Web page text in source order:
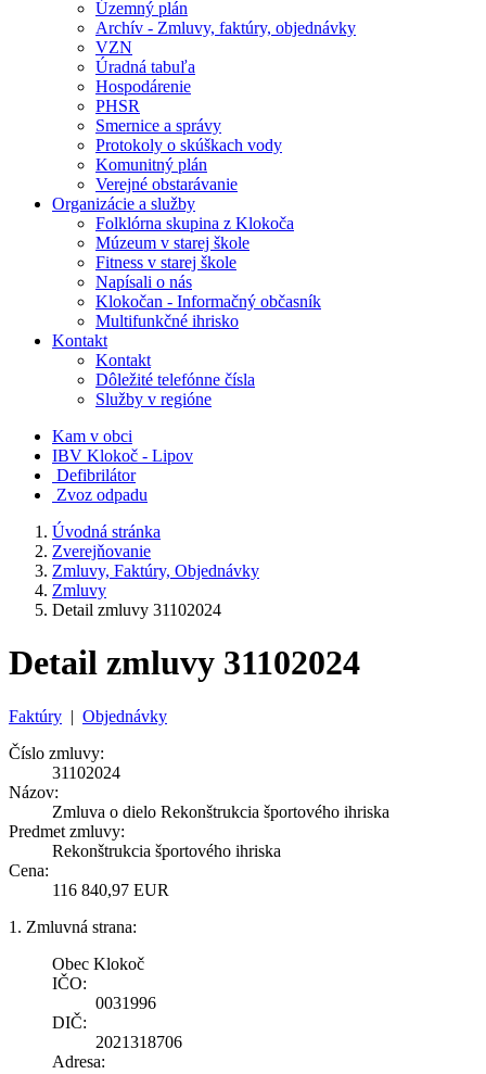
Územný plán
Archív - Zmluvy, faktúry, objednávky
VZN
Úradná tabuľa
Hospodárenie
PHSR
Smernice a správy
Protokoly o skúškach vody
Komunitný plán
Verejné obstarávanie
Organizácie a služby
Folklórna skupina z Klokoča
Múzeum v starej škole
Fitness v starej škole
Napísali o nás
Klokočan - Informačný občasník
Multifunkčné ihrisko
Kontakt
Kontakt
Dôležité telefónne čísla
Služby v regióne
Kam v obci
IBV Klokoč - Lipov
Defibrilátor
Zvoz odpadu
Úvodná stránka
Zverejňovanie
Zmluvy, Faktúry, Objednávky
Zmluvy
Detail zmluvy 31102024
Detail zmluvy 31102024
Faktúry | Objednávky
Číslo zmluvy:
31102024
Názov:
Zmluva o dielo Rekonštrukcia športového ihriska
Predmet zmluvy:
Rekonštrukcia športového ihriska
Cena:
116 840,97 EUR
1. Zmluvná strana:
Obec Klokoč
IČO:
0031996
DIČ:
2021318706
Adresa: